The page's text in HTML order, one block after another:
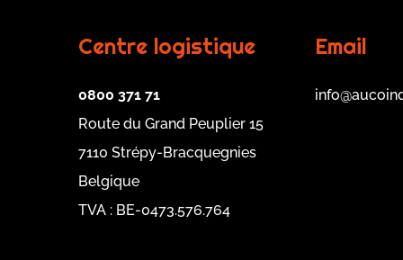
Centre logistique
0800 371 71
Route du Grand Peuplier 15
7110 Strépy-Bracquegnies
Belgique
TVA : BE-0473.576.764
Email